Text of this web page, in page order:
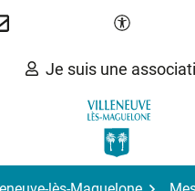
Je suis une